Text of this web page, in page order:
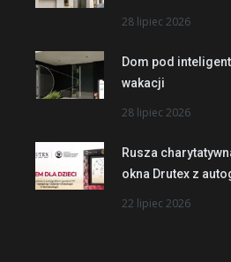
28 lipiec 2026
Dom pod
wakacji
28 lipiec 2026
Rusza
okna Drutex z
22 lipiec 2026